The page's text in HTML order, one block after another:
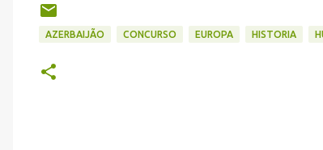
AZERBAIJÃO CONCURSO EUROPA HISTORIA